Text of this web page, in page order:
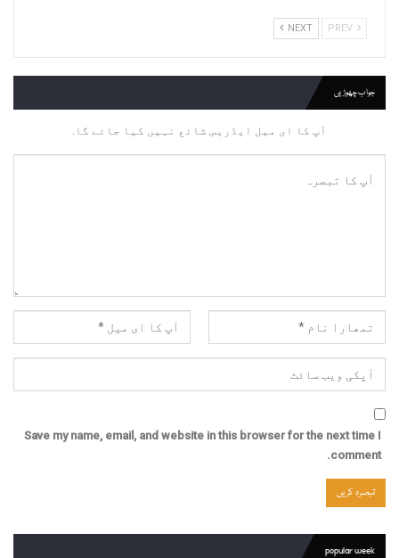
NEXT
جواب چھوڑیں
آپ کا ای میل ایڈریس شائع نہیں کیا جائے گا.
Save my name, email, and website in this browser for the next time I
comment.
popular week